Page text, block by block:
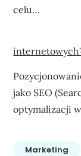
celu…
jako SEO
optymalizacji
Marketing